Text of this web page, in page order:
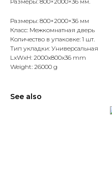
Размеры: 800×2000×36 мм
Класс: Межкомнатная дверь
Количество в упаковке: 1 шт.
Тип укладки: Универсальная
LxWxH: 2000x800x36 mm
Weight: 26000 g
See also